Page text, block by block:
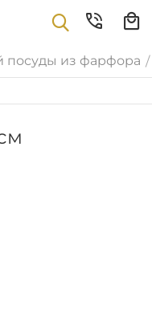
посуды из фарфора /